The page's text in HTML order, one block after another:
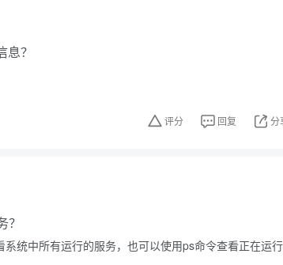
？
评分 回复 分
统中所有运行的服务，也可以使用ps命令查看正在运行